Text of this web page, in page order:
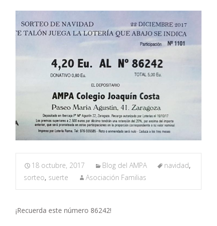
18 octubre, 2017 Blog del AMPA navidad,
sorteo, suerte Asociación Familias
¡Recuerda este número 86242!